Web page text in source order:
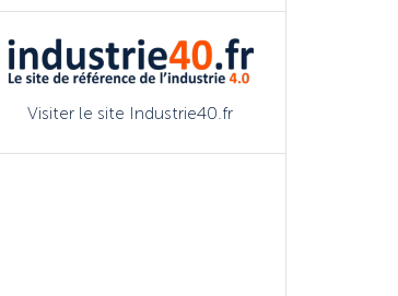
Visiter le site Industrie40.fr